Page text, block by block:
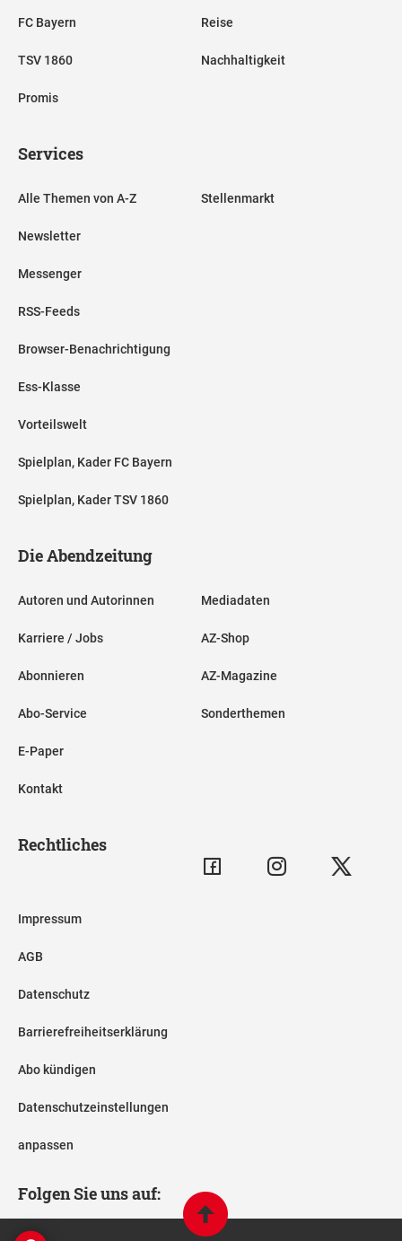
FC Bayern
TSV 1860
Promis
Reise
Nachhaltigkeit
Services
Alle Themen von A-Z
Newsletter
Messenger
RSS-Feeds
Browser-Benachrichtigung
Ess-Klasse
Vorteilswelt
Spielplan, Kader FC Bayern
Spielplan, Kader TSV 1860
Stellenmarkt
Die Abendzeitung
Autoren und Autorinnen
Karriere / Jobs
Abonnieren
Abo-Service
E-Paper
Kontakt
Mediadaten
AZ-Shop
AZ-Magazine
Sonderthemen
Rechtliches
Impressum
AGB
Datenschutz
Barrierefreiheitserklärung
Abo kündigen
Datenschutzeinstellungen
anpassen
Folgen Sie uns auf: